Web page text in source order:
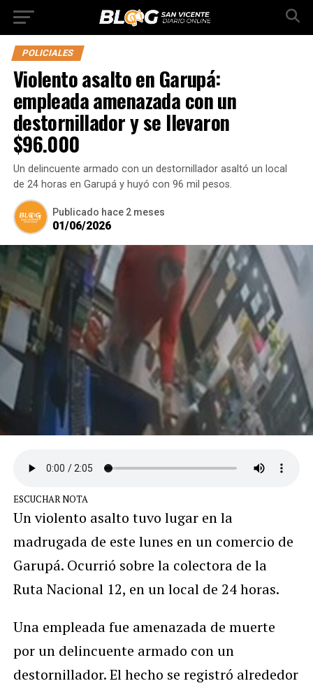
POLICIALES
Violento asalto en Garupá:
empleada amenazada con un
destornillador y se llevaron
$96.000
Un delincuente armado con un destornillador asaltó un local
de 24 horas en Garupá y huyó con 96 mil pesos.
Publicado hace 2 meses
01/06/2026
ESCUCHAR NOTA
Un violento asalto tuvo lugar en la
madrugada de este lunes en un comercio de
Garupá. Ocurrió sobre la colectora de la
Ruta Nacional 12, en un local de 24 horas.
Una empleada fue amenazada de muerte
por un delincuente armado con un
destornillador. El hecho se registró alrededor